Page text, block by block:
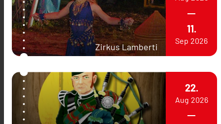
Zirkus Lamberti
11.
Sep 2026
22.
Aug 2026